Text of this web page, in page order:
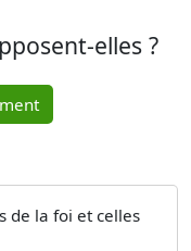
elles ?
de la foi et celles